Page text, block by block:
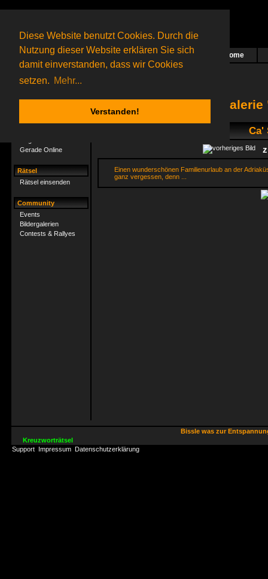
Diese Website benutzt Cookies. Durch die
Nutzung dieser Website erklären Sie sich
damit einverstanden, dass wir Cookies
setzen. Mehr...
Verstanden!
Das nächste Rätsel ist in Arbeit Home
13 Gagolganeronline(0 registrierte und 13 Gäste)
Gagolganer:
9732Rätsel online:
Gerade Online
Rätsel
Rätsel einsenden
Community
Events
Bildergalerien
Contests & Rallyes
Ca'
Einen wunderschönen Familienurlaub an der
ganz vergessen, denn ...
Bissle was zur
Kreuzworträtsel
Support Impressum Datenschutzerklärung